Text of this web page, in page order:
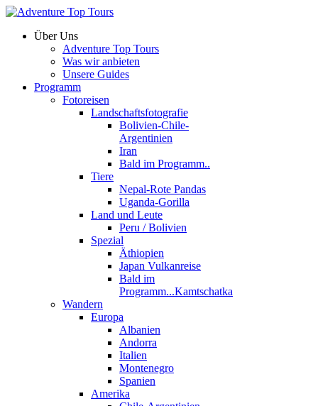
Über Uns
Adventure Top Tours
Was wir anbieten
Unsere Guides
Programm
Fotoreisen
Landschaftsfotografie
Bolivien-Chile-
Argentinien
Iran
Bald im Programm..
Tiere
Nepal-Rote Pandas
Uganda-Gorilla
Land und Leute
Peru / Bolivien
Spezial
Äthiopien
Japan Vulkanreise
Bald im
Programm...Kamtschatka
Wandern
Europa
Albanien
Andorra
Italien
Montenegro
Spanien
Amerika